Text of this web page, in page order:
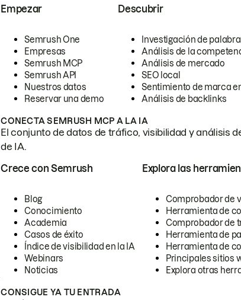
Empezar
Semrush One
Empresas
Semrush MCP
Semrush API
Nuestros datos
Reservar una demo
Descubrir
Investigación de
Análisis de la
Análisis de mercado
SEO local
Sentimiento de marca
Análisis de backlinks
CONECTA SEMRUSH MCP A LA IA
El conjunto de datos de tráfico, visibilidad y análisis
de IA.
Crece con Semrush
Blog
Conocimiento
Academia
Casos de éxito
Índice de visibilidad en la IA
Webinars
Noticias
Explora las
Comprobador de
Herramienta de
Comprobador de
Herramienta de
Herramienta de
Principales sitios
Explora otras
CONSIGUE YA TU ENTRADA